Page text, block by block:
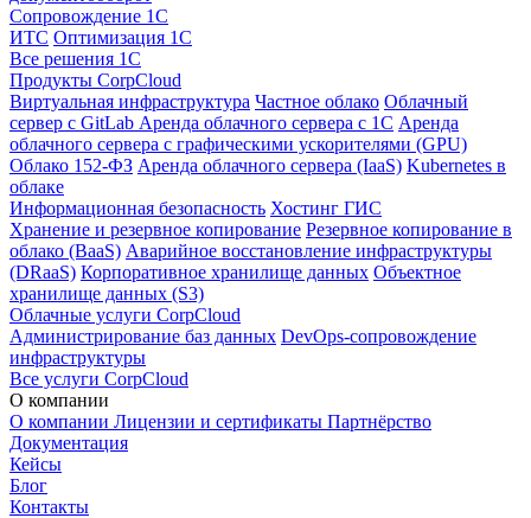
Сопровождение 1С
ИТС Оптимизация 1С
Все решения 1С
Продукты CorpCloud
Виртуальная инфраструктура Частное облако Облачный
сервер с GitLab Аренда облачного сервера с 1С Аренда
облачного сервера с графическими ускорителями (GPU)
Облако 152-ФЗ Аренда облачного сервера (IaaS) Kubernetes в
облаке
Информационная безопасность Хостинг ГИС
Хранение и резервное копирование Резервное копирование в
облако (BaaS) Аварийное восстановление инфраструктуры
(DRaaS) Корпоративное хранилище данных Объектное
хранилище данных (S3)
Облачные услуги CorpCloud
Администрирование баз данных DevOps-сопровождение
инфраструктуры
Все услуги CorpCloud
О компании
О компании Лицензии и сертификаты Партнёрство
Документация
Кейсы
Блог
Контакты